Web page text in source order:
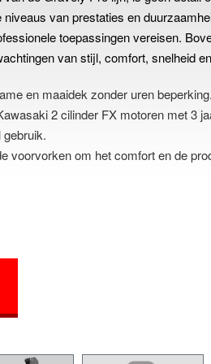
van prestaties en
toepassingen vereisen.
van stijl, comfort, snelheid
en maaidek zonder uren beperking.
2 cilinder FX motoren met 3
voorvorken om het comfort en de